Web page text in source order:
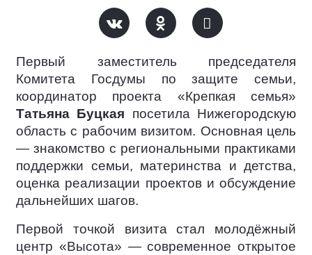
Первый заместитель председателя
Комитета Госдумы по защите семьи,
координатор проекта «Крепкая семья»
Татьяна Буцкая посетила Нижегородскую
область с рабочим визитом. Основная цель
— знакомство с региональными практиками
поддержки семьи, материнства и детства,
оценка реализации проектов и обсуждение
дальнейших шагов.
Первой точкой визита стал молодёжный
центр «Высота» — современное открытое